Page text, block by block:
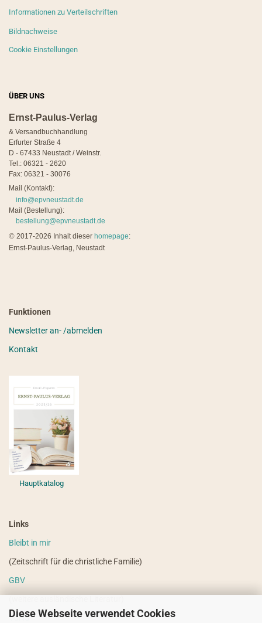
Diese Webseite verwendet Cookies
Informationen zu Verteilschriften
Bildnachweise
Cookie Einstellungen
ÜBER UNS
Ernst-Paulus-Verlag
& Versandbuchhandlung
Erfurter Straße 4
D - 67433 Neustadt / Weinstr.
Tel.: 06321 - 2620
Fax: 06321 - 30076
Mail (Kontakt):
info@epvneustadt.de
Mail (Bestellung):
bestellung@epvneustadt.de
© 2017-2026 Inhalt dieser homepage:
Ernst-Paulus-Verlag, Neustadt
Funktionen
Newsletter an- /abmelden
Kontakt
Hauptkatalog
Links
Bleibt in mir
(Zeitschrift für die christliche Familie)
GBV
VdHS